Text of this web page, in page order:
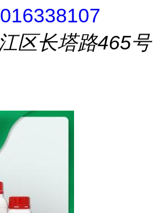
区长塔路465号